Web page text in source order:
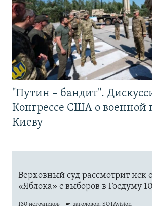
"Путин – бандит".
Конгрессе США о
Киеву